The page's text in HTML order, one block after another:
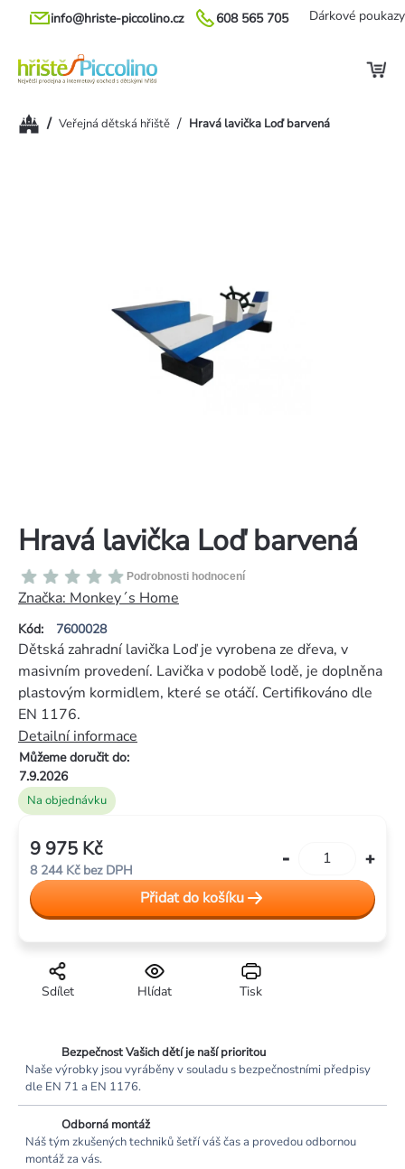
Přejít
608 565 705
info@hriste-piccolino.cz Dárkové poukazy
Domů/ Veřejná dětská hřiště / Hravá lavička Loď barvená
Hravá lavička Loď barvená
Kód: 7600028
Průměrné
hodnocení
produktu
je
5
hvězdiček.
Podrobnosti hodnocení
Značka: Monkey´s Home
Na objednávku
Můžeme doručit do:
7.9.2026
Dětská zahradní lavička Loď je vyrobena ze dřeva, v
masivním provedení. Lavička v podobě lodě, je doplněna
plastovým kormidlem, které se otáčí. Certifikováno dle
EN 1176.
Detailní informace
Tisk
Hlídat
Sdílet
9 975 Kč
8 244 Kč bez DPH
cena:
Přidat do košíku
Bezpečnost Vašich dětí je naší prioritou
Naše výrobky jsou vyráběny v souladu s bezpečnostními předpisy
dle EN 71 a EN 1176.
Odborná montáž
Náš tým zkušených techniků šetří váš čas a provedou odbornou
montáž za vás.